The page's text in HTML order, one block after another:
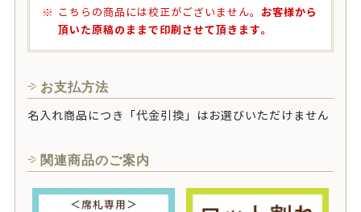
こちらの商品には校正がございません。 お客様から
頂いた原稿のままで印刷させて頂きます。
お支払方法
名入れ商品につき「代金引換」はお選びいただけません
関連商品のご案内